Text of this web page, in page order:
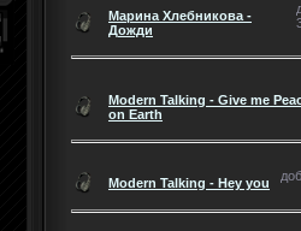
Марина Хлебникова -
Дожди
Modern Talking - Give me
on Earth
Modern Talking - Hey you